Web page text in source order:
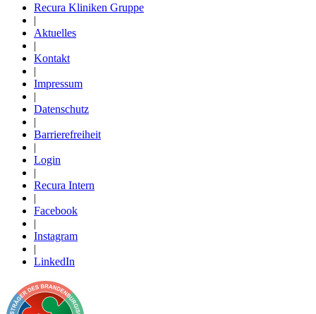
Recura Kliniken Gruppe
|
Aktuelles
|
Kontakt
|
Impressum
|
Datenschutz
|
Barrierefreiheit
|
Login
|
Recura Intern
|
Facebook
|
Instagram
|
LinkedIn